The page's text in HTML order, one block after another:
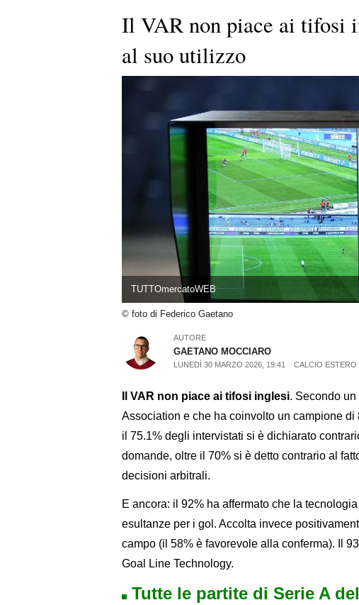
Il VAR non piace ai tifosi
al suo utilizzo
TUTTOmercatoWEB
© foto di Federico Gaetano
AUTORE
GAETANO MOCCIARO
LUNEDÌ 30 MARZO 2026, 19:41 CALCIO ESTERO
Il VAR non piace ai tifosi inglesi. Secondo
Association e che ha coinvolto un campione
il 75.1% degli intervistati si è dichiarato
domande, oltre il 70% si è detto contrario al
decisioni arbitrali.
E ancora: il 92% ha affermato che la
esultanze per i gol. Accolta invece
campo (il 58% è favorevole alla conferma). Il
Goal Line Technology.
Tutte le partite di Serie A